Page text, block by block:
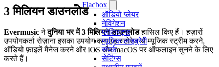
Flacbox
ऑडियो प्लेयर
नेविगेशन
प्लेलिस्ट्स
म्यूज़िक लाइब्रेरी
संपर्क
सेटिंग्स
3 मिलियन डाउनलोड
Evermusicनेदुनिया भर में 3 मिलियन डाउनलोडहासिल किए हैं। हज़ारों
उपयोगकर्ता रोज़ाना इसका उपयोग क्लाउड स्टोरेज से म्यूजिक स्ट्रीम करने,
ऑडियो फ़ाइलें मैनेज करने और iOS और macOS पर ऑफलाइन सुनने के लिए
करते हैं।